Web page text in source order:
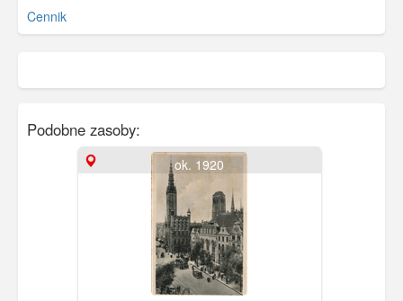
Cennik
Podobne zasoby:
ok. 1920